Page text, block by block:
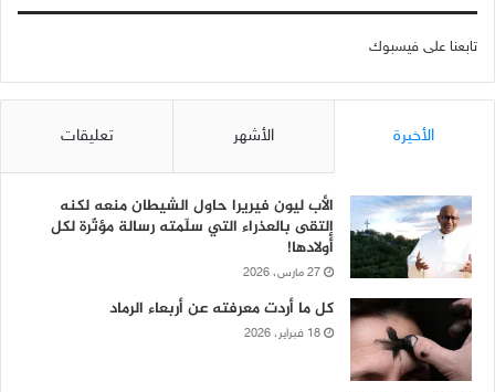
تابعنا على فيسبوك
الأخيرة الأشهر تعليقات
الأب ليون فيريرا حاول الشيطان منعه لكنه
إلتقى بالعذراء التي سلّمته رسالة مؤثّرة لكل
أولادها!
27 مارس، 2026
كل ما أردت معرفته عن أربعاء الرماد
18 فبراير، 2026